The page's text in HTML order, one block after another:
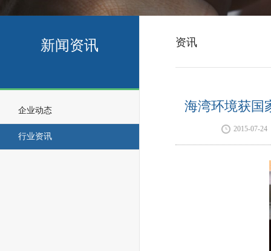
新闻资讯
企业动态
行业资讯
资讯
海湾环境获国
2015-07-24